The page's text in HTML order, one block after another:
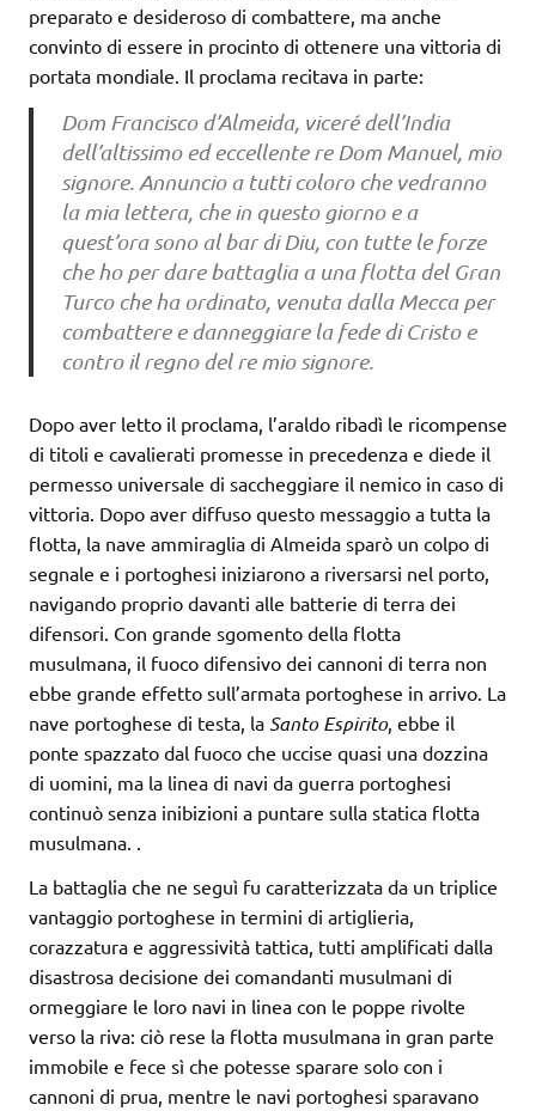
preparato e desideroso di combattere, ma anche
convinto di essere in procinto di ottenere una vittoria di
portata mondiale. Il proclama recitava in parte:
Dom Francisco d’Almeida, viceré dell’India
dell’altissimo ed eccellente re Dom Manuel, mio
signore. Annuncio a tutti coloro che vedranno
la mia lettera, che in questo giorno e a
quest’ora sono al bar di Diu, con tutte le forze
che ho per dare battaglia a una flotta del Gran
Turco che ha ordinato, venuta dalla Mecca per
combattere e danneggiare la fede di Cristo e
contro il regno del re mio signore.
Dopo aver letto il proclama, l’araldo ribadì le ricompense
di titoli e cavalierati promesse in precedenza e diede il
permesso universale di saccheggiare il nemico in caso di
vittoria. Dopo aver diffuso questo messaggio a tutta la
flotta, la nave ammiraglia di Almeida sparò un colpo di
segnale e i portoghesi iniziarono a riversarsi nel porto,
navigando proprio davanti alle batterie di terra dei
difensori. Con grande sgomento della flotta
musulmana, il fuoco difensivo dei cannoni di terra non
ebbe grande effetto sull’armata portoghese in arrivo. La
nave portoghese di testa, la Santo Espirito, ebbe il
ponte spazzato dal fuoco che uccise quasi una dozzina
di uomini, ma la linea di navi da guerra portoghesi
continuò senza inibizioni a puntare sulla statica flotta
musulmana.
La battaglia che ne seguì fu caratterizzata da un triplice
vantaggio portoghese in termini di artiglieria,
corazzatura e aggressività tattica, tutti amplificati dalla
disastrosa decisione dei comandanti musulmani di
ormeggiare le loro navi in linea con le poppe rivolte
verso la riva: ciò rese la flotta musulmana in gran parte
immobile e fece sì che potesse sparare solo con i
cannoni di prua, mentre le navi portoghesi sparavano